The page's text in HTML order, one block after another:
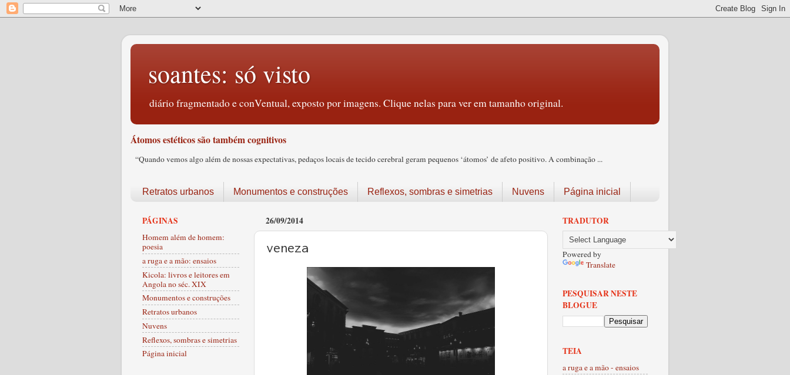
soantes: só visto
diário fragmentado e conVentual, exposto por imagens. Clique nelas para ver em tamanho original.
Átomos estéticos são também cognitivos
“Quando vemos algo além de nossas expectativas, pedaços locais de tecido cerebral geram pequenos ‘átomos’ de afeto positivo. A combinação ...
Retratos urbanos Monumentos e construções Reflexos, sombras e simetrias Nuvens Página inicial
26/09/2014
veneza
PÁGINAS
Homem além de homem:
poesia
a ruga e a mão: ensaios
Kicola: livros e leitores em
Angola no séc. XIX
Monumentos e construções
Retratos urbanos
Nuvens
Reflexos, sombras e simetrias
Página inicial
TRADUTOR
Powered by
Translate
PESQUISAR NESTE
BLOGUE
TEIA
a ruga e a mão - ensaios